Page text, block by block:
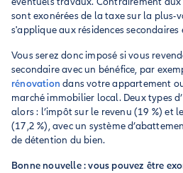
sont exonérées de la taxe sur la plus-
s'applique aux résidences secondaires
Vous serez donc imposé si vous
secondaire avec un bénéfice, par
rénovation dans votre appartement
marché immobilier local. Deux types
alors : l’impôt sur le revenu (19 %) et
(17,2 %), avec un système
de détention du bien.
Bonne nouvelle : vous pouvez être